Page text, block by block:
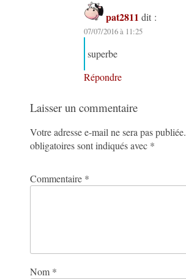
pat2811 dit :
07/07/2016 à 11:25
superbe
Répondre
Laisser un commentaire
Votre adresse e-mail ne sera pas publiée.
obligatoires sont indiqués avec *
Commentaire *
Nom *